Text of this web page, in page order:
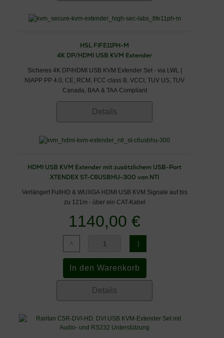
HSL FIFE11PH-M
4K DP/HDMI USB KVM Extender
Sicheres 4K DP/HDMI USB KVM Extender Set - via LWL |
NIAPP PP 4.0, CE, RCM, FCC class B, VCCI, TUV US, TUV
Canada, BAA & TAA Compliant
Details
HDMI USB KVM Extender mit zusätzlichem USB-Port
XTENDEX ST-C6USBHU-300 von NTI
Verlängert FullHD & WUXGA HDMI USB KVM Signale auf bis
zu 121m - über ein CAT-Kabel
1140,00 €
Details